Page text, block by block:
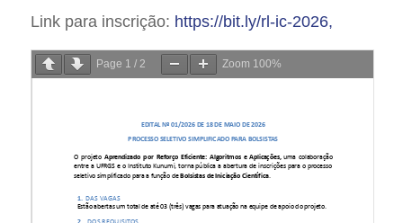
Link para inscrição: https://bit.ly/rl-ic-2026,
Page 1 / 2 Zoom 100%